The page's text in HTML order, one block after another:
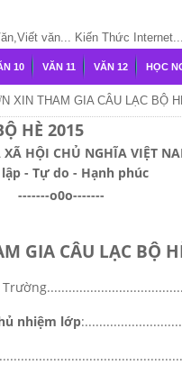
văn... Kiến Thức
10 VĂN 11 VĂN 12 HỌC
XIN THAM GIA CÂU LẠC BỘ
HÈ 2015
XÃ HỘI CHỦ NGHĨA VIỆT
- Tự do - Hạnh phúc
-------o0o-------
GIA CÂU LẠC BỘ
nhiệm lớp